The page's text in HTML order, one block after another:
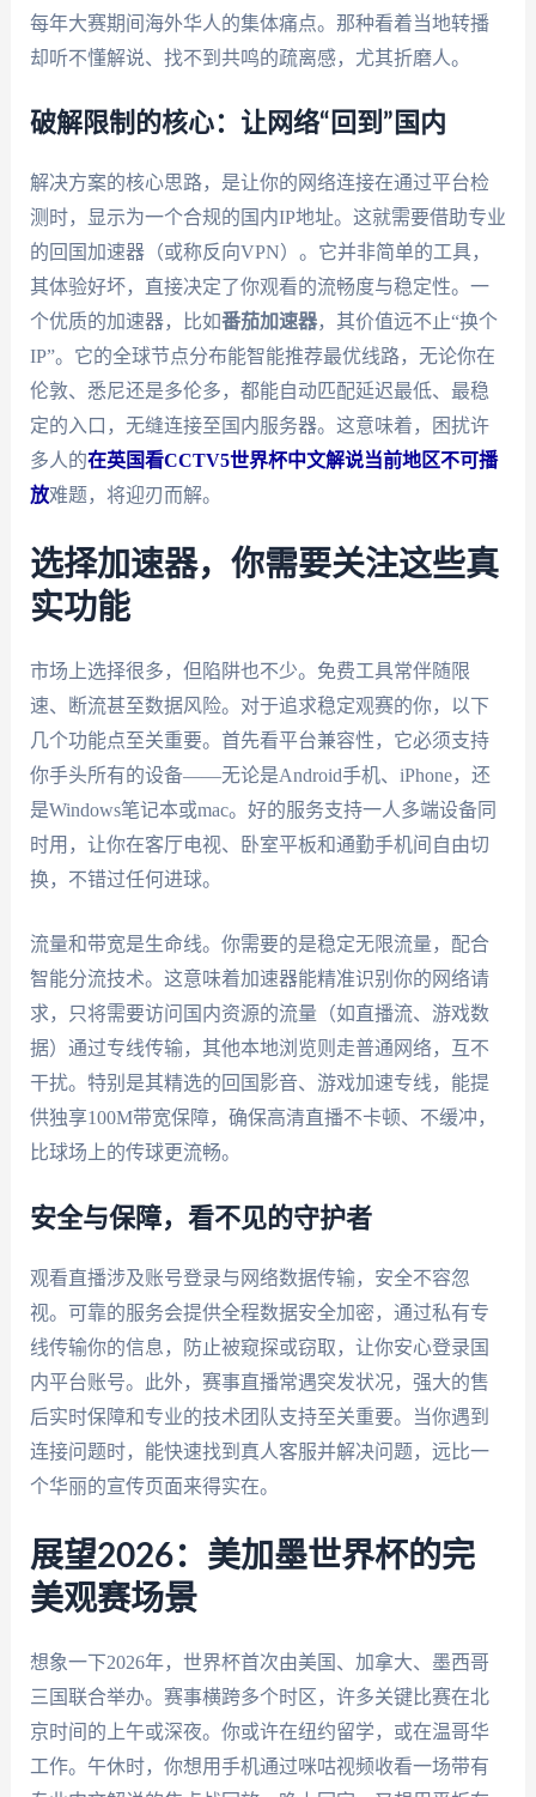
每年大赛期间海外华人的集体痛点。那种看着当地转播
却听不懂解说、找不到共鸣的疏离感，尤其折磨人。
破解限制的核心：让网络“回到”国内
解决方案的核心思路，是让你的网络连接在通过平台检
测时，显示为一个合规的国内IP地址。这就需要借助专业
的回国加速器（或称反向VPN）。它并非简单的工具，
其体验好坏，直接决定了你观看的流畅度与稳定性。一
个优质的加速器，比如番茄加速器，其价值远不止“换个
IP”。它的全球节点分布能智能推荐最优线路，无论你在
伦敦、悉尼还是多伦多，都能自动匹配延迟最低、最稳
定的入口，无缝连接至国内服务器。这意味着，困扰许
多人的在英国看CCTV5世界杯中文解说当前地区不可播
放难题，将迎刃而解。
选择加速器，你需要关注这些真
实功能
市场上选择很多，但陷阱也不少。免费工具常伴随限
速、断流甚至数据风险。对于追求稳定观赛的你，以下
几个功能点至关重要。首先看平台兼容性，它必须支持
你手头所有的设备——无论是Android手机、iPhone，还
是Windows笔记本或mac。好的服务支持一人多端设备同
时用，让你在客厅电视、卧室平板和通勤手机间自由切
换，不错过任何进球。
流量和带宽是生命线。你需要的是稳定无限流量，配合
智能分流技术。这意味着加速器能精准识别你的网络请
求，只将需要访问国内资源的流量（如直播流、游戏数
据）通过专线传输，其他本地浏览则走普通网络，互不
干扰。特别是其精选的回国影音、游戏加速专线，能提
供独享100M带宽保障，确保高清直播不卡顿、不缓冲，
比球场上的传球更流畅。
安全与保障，看不见的守护者
观看直播涉及账号登录与网络数据传输，安全不容忽
视。可靠的服务会提供全程数据安全加密，通过私有专
线传输你的信息，防止被窥探或窃取，让你安心登录国
内平台账号。此外，赛事直播常遇突发状况，强大的售
后实时保障和专业的技术团队支持至关重要。当你遇到
连接问题时，能快速找到真人客服并解决问题，远比一
个华丽的宣传页面来得实在。
展望2026：美加墨世界杯的完
美观赛场景
想象一下2026年，世界杯首次由美国、加拿大、墨西哥
三国联合举办。赛事横跨多个时区，许多关键比赛在北
京时间的上午或深夜。你或许在纽约留学，或在温哥华
工作。午休时，你想用手机通过咪咕视频收看一场带有